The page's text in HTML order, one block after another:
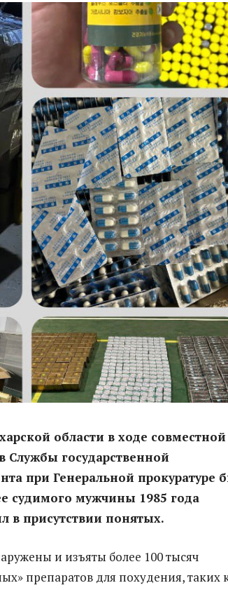
области в ходе совместной
Службы государственной
при Генеральной прокуратуре
судимого мужчины 1985 года
в присутствии понятых.
и изъяты более 100 тысяч
препаратов для похудения, таких